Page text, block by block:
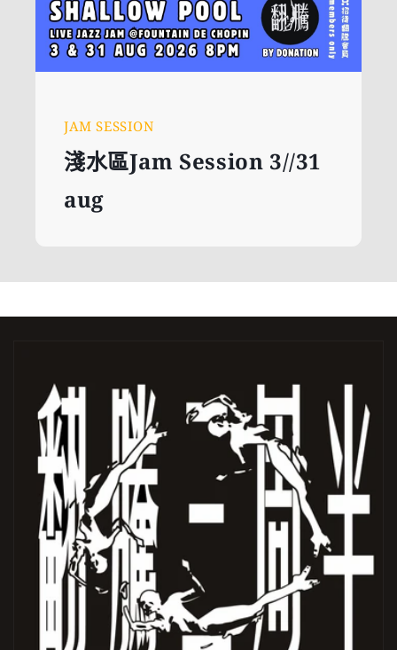
JAM SESSION
淺水區Jam Session 3//31
aug